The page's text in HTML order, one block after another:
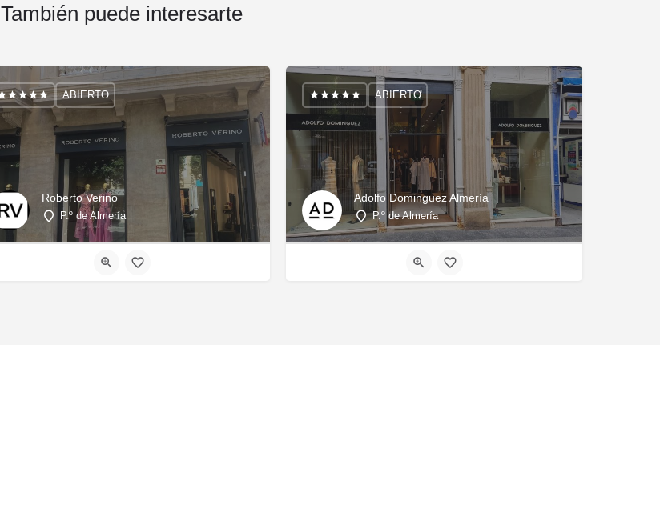
También puede interesarte
Roberto Verino
P.º de Almería
ABIERTO
Adolfo Dominguez Almería
P.º de Almería
ABIERTO